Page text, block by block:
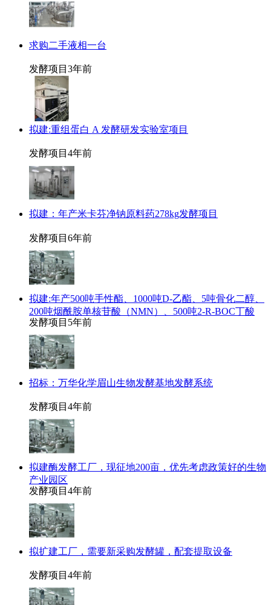
求购二手液相一台
发酵项目 3年前
拟建:重组蛋白 A 发酵研发实验室项目
发酵项目 4年前
拟建：年产米卡芬净钠原料药278kg发酵项目
发酵项目 6年前
拟建:年产500吨手性酯、1000吨D-乙酯、5吨骨化二醇、
200吨烟酰胺单核苷酸（NMN）、500吨2-R-BOC丁酸
发酵项目 5年前
招标：万华化学眉山生物发酵基地发酵系统
发酵项目 4年前
拟建酶发酵工厂，现征地200亩，优先考虑政策好的生物
产业园区
发酵项目 4年前
拟扩建工厂，需要新采购发酵罐，配套提取设备
发酵项目 4年前